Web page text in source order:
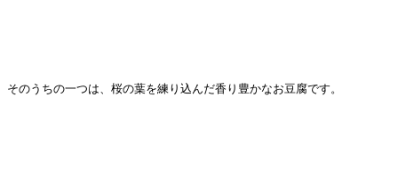
そのうちの一つは、桜の葉を練り込んだ香り豊かなお豆腐です。